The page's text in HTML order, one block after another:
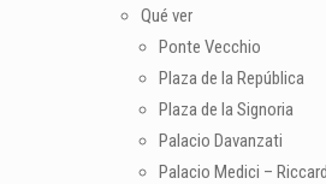
Qué ver
Ponte Vecchio
Plaza de la República
Plaza de la Signoria
Palacio Davanzati
Palacio Medici –